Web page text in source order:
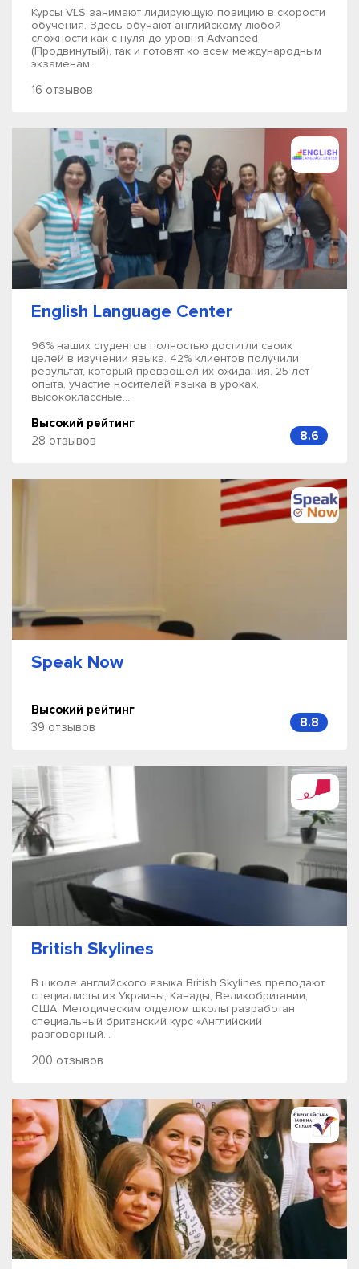
Курсы VLS занимают лидирующую позицию в скорости
обучения. Здесь обучают английскому любой
сложности как с нуля до уровня Advanced
(Продвинутый), так и готовят ко всем международным
экзаменам...
16 отзывов
English Language Center
96% наших студентов полностью достигли своих
целей в изучении языка. 42% клиентов получили
результат, который превзошел их ожидания. 25 лет
опыта, участие носителей языка в уроках,
высококлассные...
Высокий рейтинг
28 отзывов
8.6
Speak Now
Высокий рейтинг
39 отзывов
8.8
British Skylines
В школе английского языка British Skylines преподают
специалисты из Украины, Канады, Великобритании,
США. Методическим отделом школы разработан
специальный британский курс «Английский
разговорный...
200 отзывов